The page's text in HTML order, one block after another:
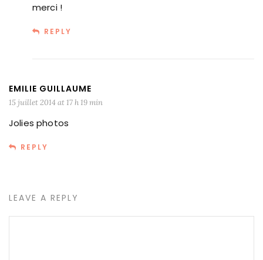
merci !
REPLY
EMILIE GUILLAUME
15 juillet 2014 at 17 h 19 min
Jolies photos
REPLY
LEAVE A REPLY